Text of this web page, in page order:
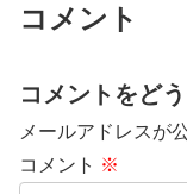
コメント
コメントをど
メールアドレスが
コメント ※